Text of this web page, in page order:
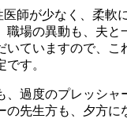
師が少なく、柔軟
職場の異動も、夫と
いていますので、こ
す。
、過度のプレッシャ
の先生方も、夕方に